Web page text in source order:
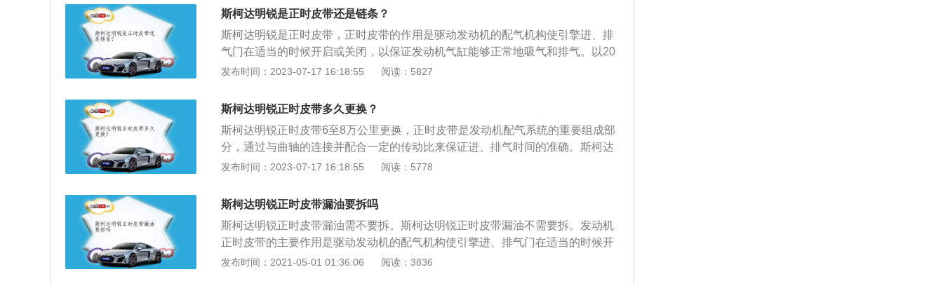
比厂家推荐的长，但也不能心存侥幸。当车辆行驶8万公里时，就应该考虑更换
正时皮带。另外，在车辆定期保养中，不要忽视了对正时皮带的检查。根据实际
情况，判断正时皮带是否可以继续使用，如果出现裂缝、硬度降低、磨损，就要
考虑更换正时皮带。
斯柯达明锐是正时皮带还是链条？
斯柯达明锐是正时皮带，正时皮带的作用是驱动发动机的配气机构使引擎进、排
气门在适当的时候开启或关闭，以保证发动机气缸能够正常地吸气和排气。以20
20款斯柯达明锐为例，其车身尺寸是：长4675mm、宽1814mm、高1460mm，
机，最大功率是85kw，最大扭矩是200nm，与其匹配的是7挡双离合变速箱。
发布时间：2023-07-17 16:18:55 阅读：5827
斯柯达明锐正时皮带多久更换？
斯柯达明锐正时皮带6至8万公里更换，正时皮带是发动机配气系统的重要组成部
分，通过与曲轴的连接并配合一定的传动比来保证进、排气时间的准确。斯柯达
明锐搭载1.5l自然吸气发动机，最大马力是113ps，最大功率是83kw，最大扭矩
立悬架，后悬架使用扭力梁式非独立悬架，长宽高分别为4675mm、1814mm、1
460mm，轴距为2686mm。
发布时间：2023-07-17 16:18:55 阅读：5778
斯柯达明锐正时皮带漏油要拆吗
斯柯达明锐正时皮带漏油需不要拆。斯柯达明锐正时皮带漏油不需要拆。发动机
正时皮带的主要作用是驱动发动机的配气机构使引擎进、排气门在适当的时候开
启或关闭，以保证发动机气缸能够正常地吸气和排气。以下是正时皮带的更换步
发布时间：2021-05-01 01:36:06 阅读：3836